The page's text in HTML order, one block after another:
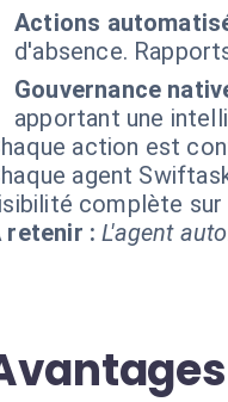
Actions
d'absence.
Gouvernance
apportant une
action est
agent
complète sur
retenir : L'agent